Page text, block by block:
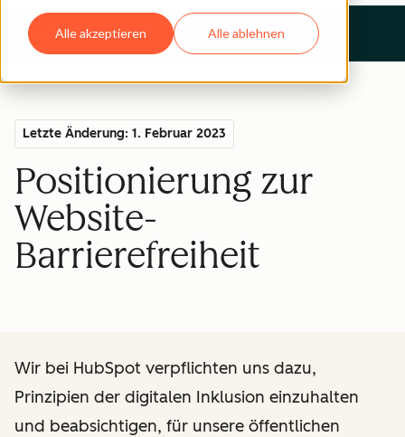
Alle akzeptieren Alle ablehnen
Menu
Letzte Änderung: 1. Februar 2023
Positionierung zur
Website-
Barrierefreiheit
Wir bei HubSpot verpflichten uns dazu,
Prinzipien der digitalen Inklusion einzuhalten
und beabsichtigen, für unsere öffentlichen